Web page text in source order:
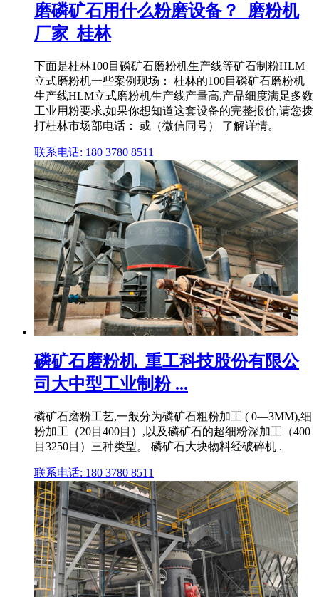
磨磷矿石用什么粉磨设备？_磨粉机
厂家_桂林
下面是桂林100目磷矿石磨粉机生产线等矿石制粉HLM
立式磨粉机一些案例现场： 桂林的100目磷矿石磨粉机
生产线HLM立式磨粉机生产线产量高,产品细度满足多数
工业用粉要求,如果你想知道这套设备的完整报价,请您拨
打桂林市场部电话： 或（微信同号） 了解详情。
联系电话: 180 3780 8511
磷矿石磨粉机_重工科技股份有限公
司大中型工业制粉 ...
磷矿石磨粉工艺,一般分为磷矿石粗粉加工 ( 0—3MM),细
粉加工（20目400目）,以及磷矿石的超细粉深加工（400
目3250目）三种类型。 磷矿石大块物料经破碎机 .
联系电话: 180 3780 8511